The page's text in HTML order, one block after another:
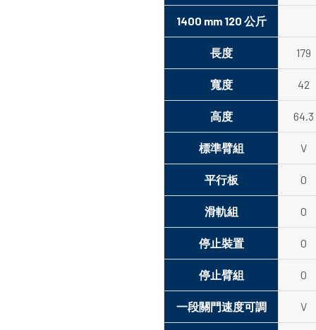
1400 mm 120 公斤
長度 179
寬度 42
高度 64.3
標準臂組 V
平行板 O
滑軌組 O
停止裝置 O
停止臂組 O
一段關門速度可調 V